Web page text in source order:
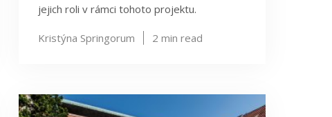
jejich roli v rámci tohoto projektu.
Kristýna Springorum 2 min read